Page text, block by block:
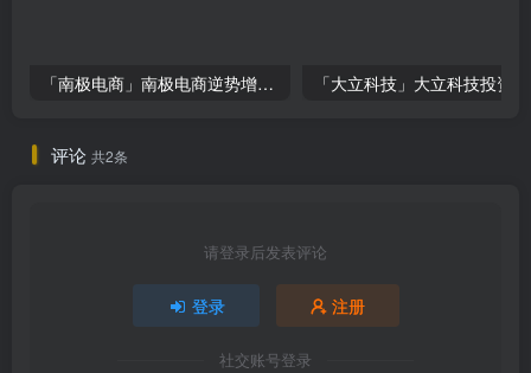
「南极电商」南极电商逆势增长，股价飙升背后的秘密武器！
评论 共2条
请登录后发表评论
登录 注册
社交账号登录